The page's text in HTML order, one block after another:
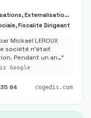
Paie Agricole Msa Cotisations, Externalisation Paie Complete Partielle Modele
Fiscalite Dirigeant
Mickaël LEROUX
société n’était
Pendant un an…"
Google
94 cogedis.com